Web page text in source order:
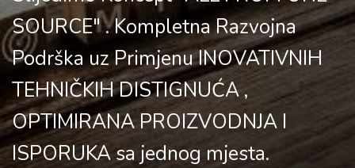
SOURCE" . Kompletna Razvojna
Podrška uz Primjenu INOVATIVNIH
TEHNIČKIH DISTIGNUĆA ,
OPTIMIRANA PROIZVODNJA I
ISPORUKA sa jednog mjesta.